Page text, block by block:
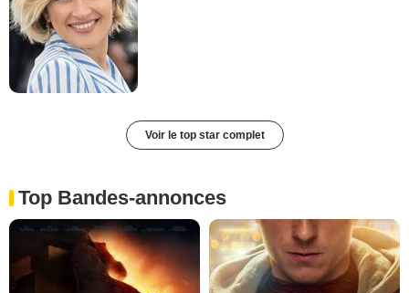
Voir le top star complet
Top Bandes-annonces